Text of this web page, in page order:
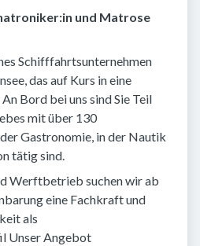
und Matrose
Schifffahrtsunternehmen
das auf Kurs in eine
Bord bei uns sind Sie Teil
mit über 130
Gastronomie, in der Nautik
tätig sind.
Werftbetrieb suchen wir ab
eine Fachkraft und
als
Unser Angebot